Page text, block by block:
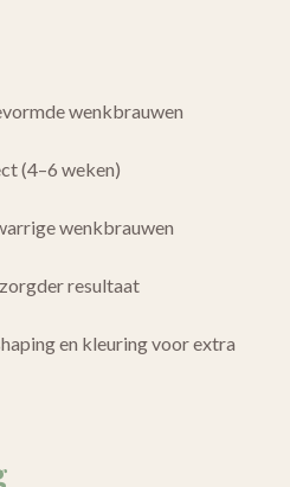
wenkbrauwen
(4–6 weken)
wenkbrauwen
resultaat
en kleuring voor extra